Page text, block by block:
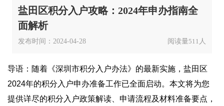
盐田区积分入户攻略：2024年申办指南全
面解析
发布时间：2024-04-28 阅读量511 人
导语：随着《深圳市积分入户办法》的最新实施，盐田区
2024年的积分入户申办准备工作已全面启动。本文将为您
提供详尽的积分入户政策解读、申请流程及材料准备要点，